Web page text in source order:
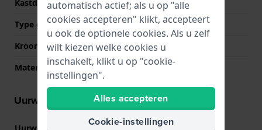
Kastdeksel
Gedicht met schroefjes
Type glas
Mineraal
Kroon
Trek kroon
Materiaal bezel
Aluminium
Uurwerk informatie
automatisch actief; als u op "alle
cookies accepteren" klikt, accepteert
u ook de optionele cookies. Als u zelf
wilt kiezen welke cookies u
inschakelt, klikt u op "cookie-
instellingen".
Alles accepteren
Cookie-instellingen